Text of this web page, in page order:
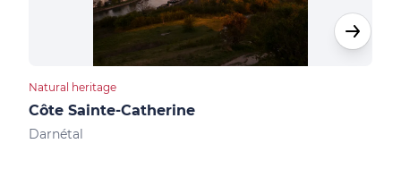
Natural heritage
Côte Sainte-Catherine
Darnétal